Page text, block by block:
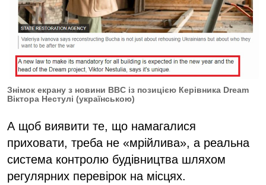
Знімок екрану з новини BBC із позицією Керівника Dream
Віктора Нестулі (українською)
А щоб виявити те, що намагалися
приховати, треба не «мрійлива», а реальна
система контролю будівництва шляхом
регулярних перевірок на місцях.